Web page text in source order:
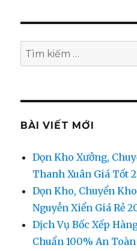
Tìm
kiếm:
BÀI VIẾT MỚI
Dọn Kho Xưởng,
Thanh Xuân Giá Tốt
Dọn Kho, Chuyển
Nguyễn Xiển Giá Rẻ
Dịch Vụ Bốc Xếp
Chuẩn 100% An Toàn